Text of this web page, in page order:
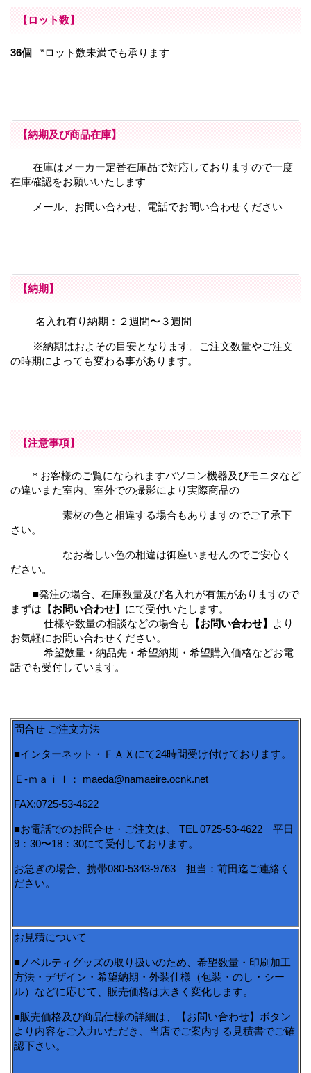
【ロット数】
36個 *ロット数未満でも承ります
【納期及び商品在庫】
在庫はメーカー定番在庫品で対応しておりますので一度
在庫確認をお願いいたします
メール、お問い合わせ、電話でお問い合わせください
【納期】
名入れ有り納期：２週間〜３週間
※納期はおよその目安となります。ご注文数量やご注文
の時期によっても変わる事があります。
【注意事項】
＊お客様のご覧になられますパソコン機器及びモニタなど
の違いまた室内、室外での撮影により実際商品の
素材の色と相違する場合もありますのでご了承下
さい。
なお著しい色の相違は御座いませんのでご安心く
ださい。
■発注の場合、在庫数量及び名入れが有無がありますので
まずは 【お問い合わせ】 にて受付いたします。
仕様や数量の相談などの場合も
【お問い合わせ】
より
お気軽にお問い合わせください。
希望数量・納品先・希望納期・希望購入価格などお電
話でも受付しています。
問合せ ご注文方法
■インターネット・ＦＡＸにて24時間受け付けております。
Ｅ-ｍａｉｌ： maeda@namaeire.ocnk.net
FAX:0725-53-4622
■お電話でのお問合せ・ご注文は、 TEL 0725-53-4622 平日
9：30〜18：30にて受付しております。
お急ぎの場合、携帯080-5343-9763 担当：前田迄ご連絡く
ださい。
お見積について
■ノベルティグッズの取り扱いのため、希望数量・印刷加工
方法・デザイン・希望納期・外装仕様（包装・のし・シー
ル）などに応じて、販売価格は大きく変化します。
■販売価格及び商品仕様の詳細は、【お問い合わせ】ボタン
より内容をご入力いただき、当店でご案内する見積書でご確
認下さい。